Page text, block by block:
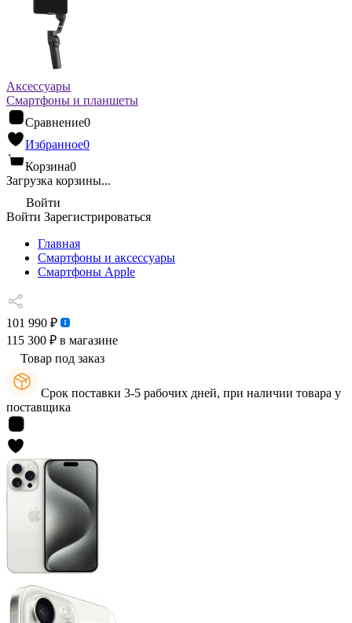
Аксессуары
Смартфоны и планшеты
Сравнение0
Избранное0
Корзина0
Загрузка корзины...
Войти
Войти Зарегистрироваться
Главная
Смартфоны и аксессуары
Смартфоны Apple
101 990 ₽
115 300 ₽ в магазине
Товар под заказ
Срок поставки 3-5 рабочих дней, при наличии товара у
поставщика